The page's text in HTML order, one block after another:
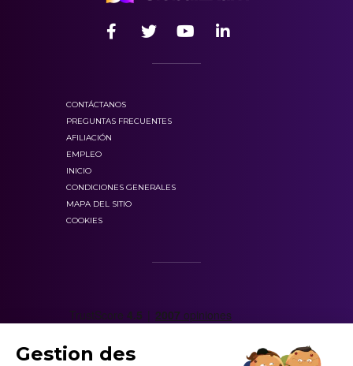
CONTÁCTANOS
PREGUNTAS FRECUENTES
AFILIACIÓN
EMPLEO
INICIO
CONDICIONES GENERALES
MAPA DEL SITIO
COOKIES
Gestion des